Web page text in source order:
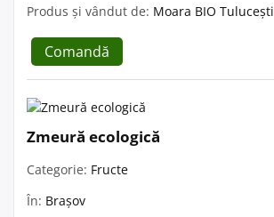
Produs și vândut de: Moara BIO Tulucești
Comandă
Zmeură ecologică
Categorie: Fructe
În: Brașov